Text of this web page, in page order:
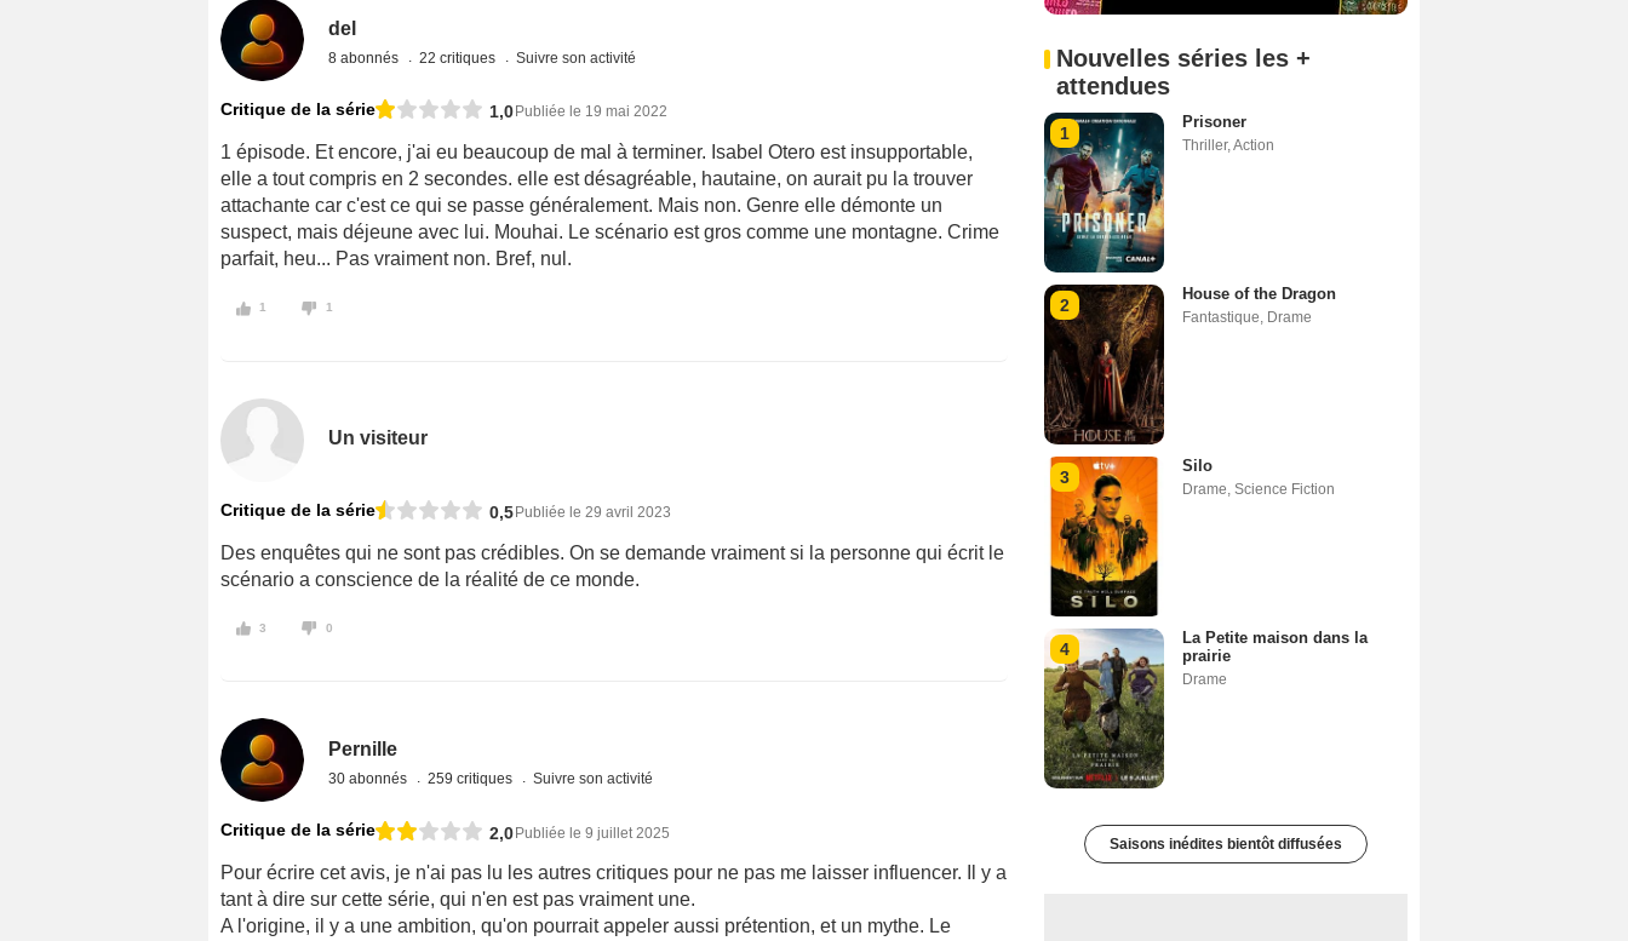
del
8 abonnés 22 critiques Suivre son activité
Critique de la série 1,0 Publiée le 19 mai 2022
1 épisode. Et encore, j'ai eu beaucoup de mal à terminer. Isabel Otero est insupportable,
elle a tout compris en 2 secondes. elle est désagréable, hautaine, on aurait pu la trouver
attachante car c'est ce qui se passe généralement. Mais non. Genre elle démonte un
suspect, mais déjeune avec lui. Mouhai. Le scénario est gros comme une montagne. Crime
parfait, heu... Pas vraiment non. Bref, nul.
1 1
Un visiteur
Critique de la série 0,5 Publiée le 29 avril 2023
Des enquêtes qui ne sont pas crédibles. On se demande vraiment si la personne qui écrit le
scénario a conscience de la réalité de ce monde.
3 0
Pernille
30 abonnés 259 critiques Suivre son activité
Critique de la série 2,0 Publiée le 9 juillet 2025
Pour écrire cet avis, je n'ai pas lu les autres critiques pour ne pas me laisser influencer. Il y a
tant à dire sur cette série, qui n'en est pas vraiment une.
A l'origine, il y a une ambition, qu'on pourrait appeler aussi prétention, et un mythe. Le
Nouvelles séries les +
attendues
1
Prisoner
Thriller,Action
2
House of the Dragon
Fantastique, Drame
3
Silo
Drame, Science Fiction
4
La Petite maison dans la
prairie
Drame
Saisons inédites bientôt diffusées